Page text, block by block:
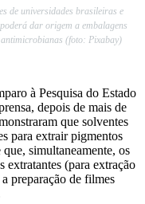
de universidades brasileiras e
dar origem a embalagens
(foto: Pixabay)
à Pesquisa do Estado
depois de mais de
que solventes
para extrair pigmentos
simultaneamente, os
extratantes (para extração
a preparação de filmes